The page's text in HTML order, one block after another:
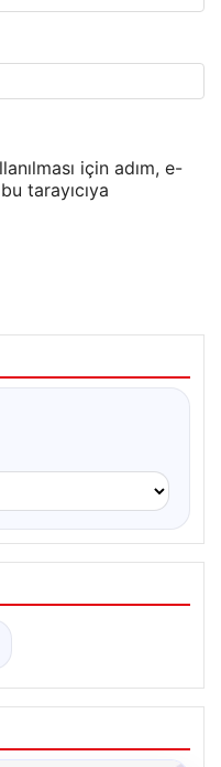
için adım, e-
tarayıcıya